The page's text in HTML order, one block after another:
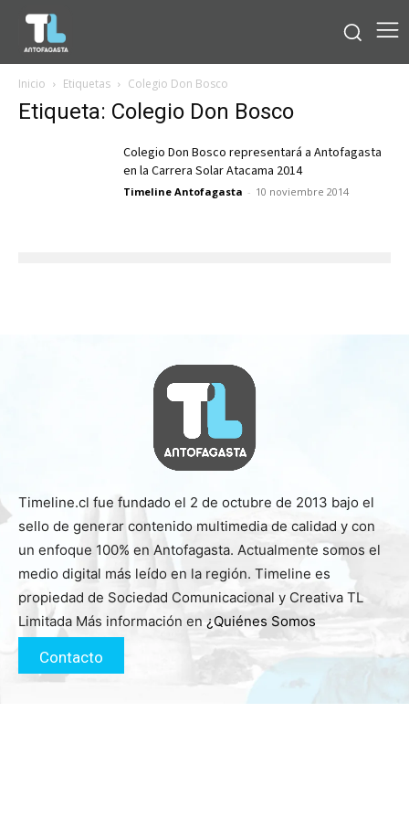
Inicio Etiquetas Colegio Don Bosco
Etiqueta: Colegio Don Bosco
Colegio Don Bosco representará a Antofagasta
en la Carrera Solar Atacama 2014
Timeline Antofagasta - 10 noviembre 2014
Timeline.cl fue fundado el 2 de octubre de 2013 bajo el
sello de generar contenido multimedia de calidad y con
un enfoque 100% en Antofagasta. Actualmente somos el
medio digital más leído en la región. Timeline es
propiedad de Sociedad Comunicacional y Creativa TL
Limitada Más información en ¿Quiénes Somos
Contacto